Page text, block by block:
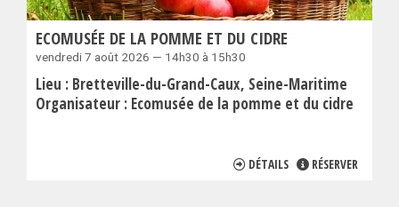
ECOMUSÉE DE LA POMME ET DU CIDRE
vendredi 7 août 2026 — 14h30 à 15h30
Lieu : Bretteville-du-Grand-Caux Seine-Maritime
Organisateur : Ecomusée de la pomme et du cidre
DÉTAILS RÉSERVER